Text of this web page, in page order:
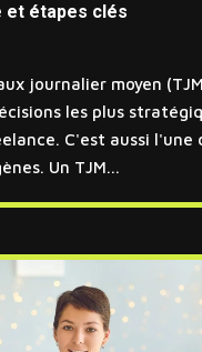
et étapes clés
journalier moyen
les plus
C'est aussi l'une
Un TJM...